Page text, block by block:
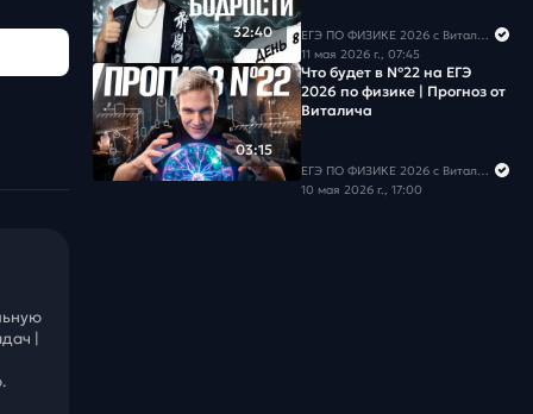
|
32:40
ЕГЭ ПО ФИЗИКЕ 2026 с Виталичем
11 мая 2026 г., 07:45
03:15
Что будет в №22 на ЕГЭ
2026 по физике | Прогноз от
Виталича
ЕГЭ ПО ФИЗИКЕ 2026 с Виталичем
10 мая 2026 г., 17:00